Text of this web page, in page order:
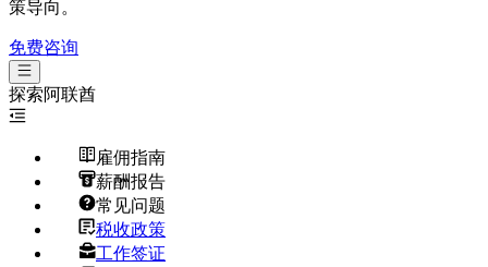
策导向。
免费咨询
探索阿联酋
雇佣指南
薪酬报告
常见问题
税收政策
工作签证